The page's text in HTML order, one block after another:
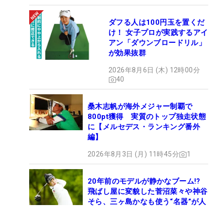
ダフる人は100円玉を置くだ
け！ 女子プロが実践するアイ
アン「ダウンブロードリル」
が効果抜群
2026年8月6日 (木) 12時00分
40
桑木志帆が海外メジャー制覇で
800pt獲得 実質のトップ独走状態
に【メルセデス・ランキング番外
編】
2026年8月3日 (月) 11時45分 1
20年前のモデルが静かなブーム!?
飛ばし屋に変貌した菅沼菜々や神谷
そら、三ヶ島かなも使う“名器”が人